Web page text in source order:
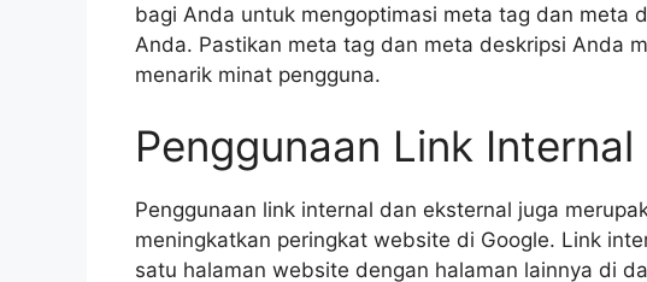
bagi Anda untuk mengoptimasi meta tag dan meta
Anda. Pastikan meta tag dan meta deskripsi Anda
menarik minat pengguna.
Penggunaan Link
Penggunaan link internal dan eksternal juga
meningkatkan peringkat website di Google. Link
satu halaman website dengan halaman lainnya di